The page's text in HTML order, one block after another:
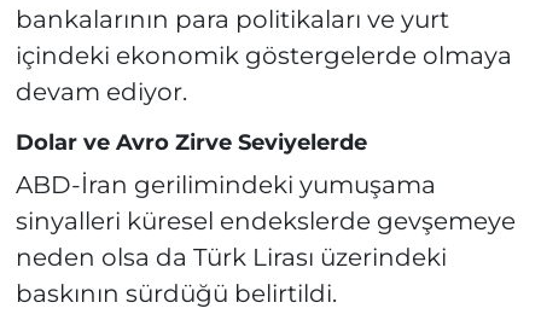
bankalarının para politikaları ve yurt
içindeki ekonomik göstergelerde olmaya
devam ediyor.
Dolar ve Avro Zirve Seviyelerde
ABD-İran gerilimindeki yumuşama
sinyalleri küresel endekslerde gevşemeye
neden olsa da Türk Lirası üzerindeki
baskının sürdüğü belirtildi.